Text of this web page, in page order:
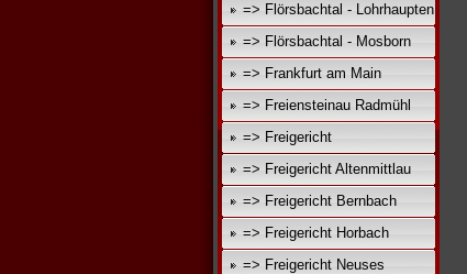
=> Flörsbachtal - Lohrhaupten
=> Flörsbachtal - Mosborn
=> Frankfurt am Main
=> Freiensteinau Radmühl
=> Freigericht
=> Freigericht Altenmittlau
=> Freigericht Bernbach
=> Freigericht Horbach
=> Freigericht Neuses